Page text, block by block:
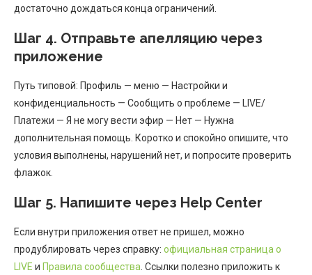
достаточно дождаться конца ограничений.
Шаг 4. Отправьте апелляцию через
приложение
Путь типовой: Профиль — меню — Настройки и
конфиденциальность — Сообщить о проблеме — LIVE/
Платежи — Я не могу вести эфир — Нет — Нужна
дополнительная помощь. Коротко и спокойно опишите, что
условия выполнены, нарушений нет, и попросите проверить
флажок.
Шаг 5. Напишите через Help Center
Если внутри приложения ответ не пришел, можно
продублировать через справку: официальная страница о
LIVE и Правила сообщества . Ссылки полезно приложить к